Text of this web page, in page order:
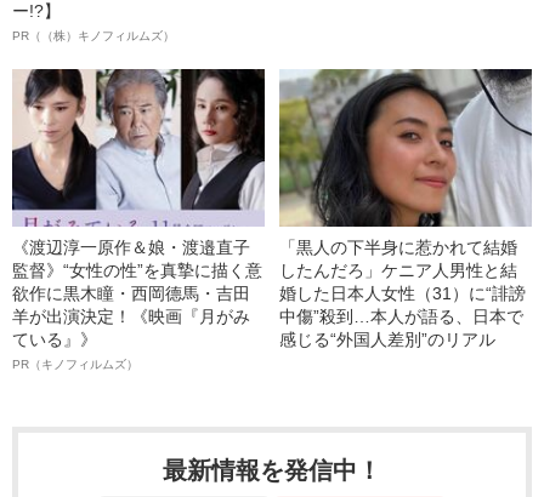
ー!?】
PR（（株）キノフィルムズ）
《渡辺淳一原作＆娘・渡邉直子
監督》“女性の性”を真摯に描く意
欲作に黒木瞳・西岡德馬・吉田
羊が出演決定！《映画『月がみ
ている』》
PR（キノフィルムズ）
「黒人の下半身に惹かれて結婚
したんだろ」ケニア人男性と結
婚した日本人女性（31）に“誹謗
中傷”殺到…本人が語る、日本で
感じる“外国人差別”のリアル
最新情報を発信中！